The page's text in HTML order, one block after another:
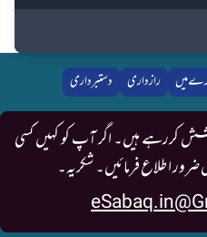
میں رازداری دستبرداری
کررہے ہیں۔ اگر آپ کو کہیں کسی
ضرور اطلاع فرمائیں۔ شکریہ۔